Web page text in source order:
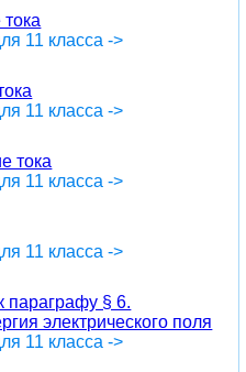
11 класса ->
11 класса ->
тока
11 класса ->
11 класса ->
параграфу § 6.
электрического поля
11 класса ->